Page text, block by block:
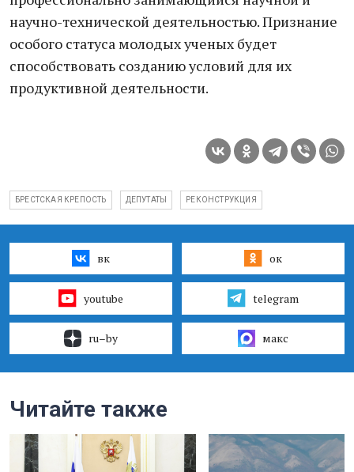
научно-технической деятельностью. Признание
особого статуса молодых ученых будет
способствовать созданию условий для их
продуктивной деятельности.
БРЕСТСКАЯ КРЕПОСТЬ ДЕПУТАТЫ РЕКОНСТРУКЦИЯ
вк ок
youtube telegram
ru–by макс
Читайте также